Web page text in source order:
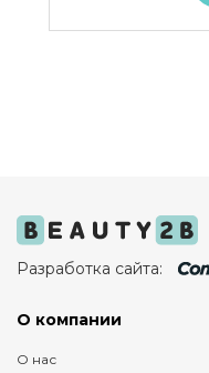
Разработка сайта:
О компании
О нас